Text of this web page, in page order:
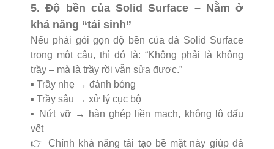
5. Độ bền của Solid Surface – Nằm ở
khả năng “tái sinh”
Nếu phải gói gọn độ bền của đá Solid Surface
trong một câu, thì đó là: “Không phải là không
trầy – mà là trầy rồi vẫn sửa được.”
▪️ Trầy nhẹ → đánh bóng
▪️ Trầy sâu → xử lý cục bộ
▪️ Nứt vỡ → hàn ghép liền mạch, không lộ dấu
vết
👉 Chính khả năng tái tạo bề mặt này giúp đá